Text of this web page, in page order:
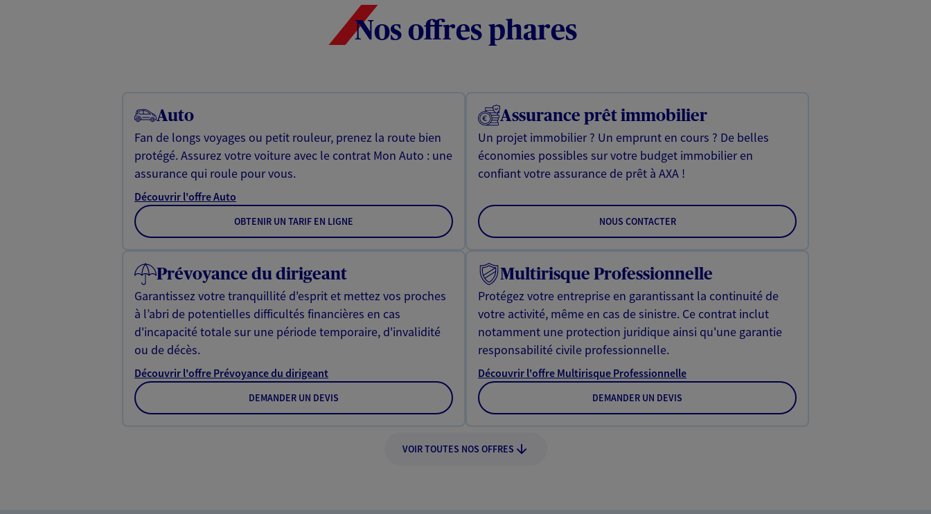
Nos offres phares
Auto
Fan de longs voyages ou petit rouleur, prenez la route bien
protégé. Assurez votre voiture avec le contrat Mon Auto : une
assurance qui roule pour vous.
Découvrir l'offre Auto
OBTENIR UN TARIF EN LIGNE
Assurance prêt immobilier
Un projet immobilier ? Un emprunt en cours ? De belles
économies possibles sur votre budget immobilier en
confiant votre assurance de prêt à AXA !
NOUS CONTACTER
Prévoyance du dirigeant
Garantissez votre tranquillité d'esprit et mettez vos proches
à l’abri de potentielles difficultés financières en cas
d'incapacité totale sur une période temporaire, d'invalidité
ou de décès.
Découvrir l'offre Prévoyance du dirigeant
DEMANDER UN DEVIS
Multirisque Professionnelle
Protégez votre entreprise en garantissant la continuité de
votre activité, même en cas de sinistre. Ce contrat inclut
notamment une protection juridique ainsi qu'une garantie
responsabilité civile professionnelle.
Découvrir l'offre Multirisque Professionnelle
DEMANDER UN DEVIS
VOIR TOUTES NOS OFFRES